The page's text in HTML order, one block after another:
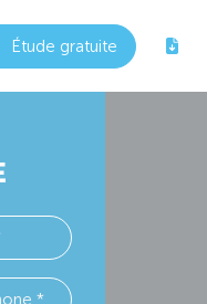
Étude gratuite